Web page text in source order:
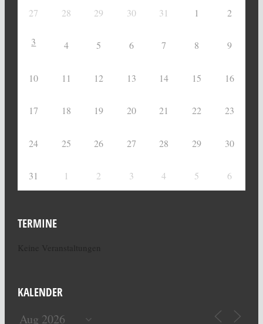
27 28 29 30 31 1 2
3 4 5 6 7 8 9
10 11 12 13 14 15 16
17 18 19 20 21 22 23
24 25 26 27 28 29 30
31 1 2 3 4 5 6
TERMINE
KALENDER